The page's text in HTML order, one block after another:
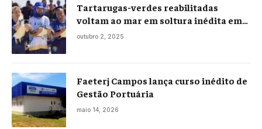
Tartarugas-verdes reabilitadas
voltam ao mar em soltura inédita em
Praia Seca
outubro 2, 2025
Faeterj Campos lança curso inédito de
Gestão Portuária
maio 14, 2026